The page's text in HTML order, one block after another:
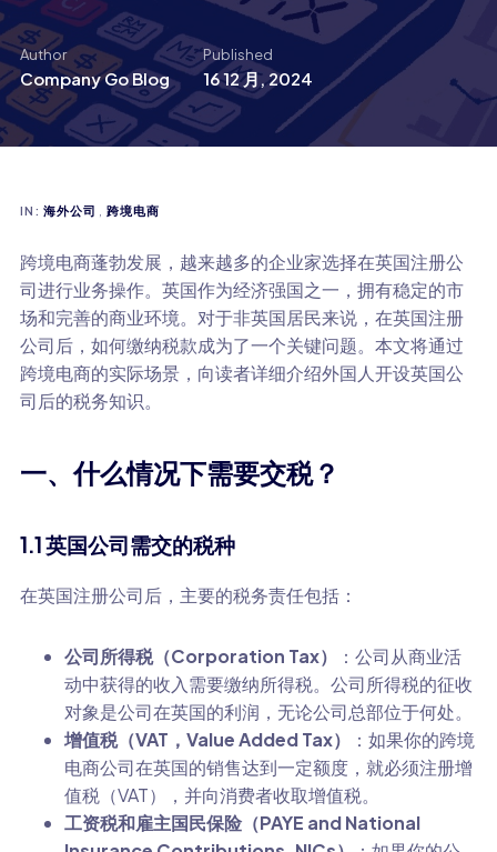
Author
Company Go Blog
Published
16 12 月, 2024
IN: 海外公司 跨境电商
跨境电商蓬勃发展，越来越多的企业家选择在英国注册公
司进行业务操作。英国作为经济强国之一，拥有稳定的市
场和完善的商业环境。对于非英国居民来说，在英国注册
公司后，如何缴纳税款成为了一个关键问题。本文将通过
跨境电商的实际场景，向读者详细介绍外国人开设英国公
司后的税务知识。
一、什么情况下需要交税？
1.1 英国公司需交的税种
在英国注册公司后，主要的税务责任包括：
公司所得税（Corporation Tax）
：公司从商业活
动中获得的收入需要缴纳所得税。公司所得税的征收
对象是公司在英国的利润，无论公司总部位于何处。
增值税（VAT，Value Added Tax）
：如果你的跨境
电商公司在英国的销售达到一定额度，就必须注册增
值税（VAT），并向消费者收取增值税。
工资税和雇主国民保险（PAYE and National